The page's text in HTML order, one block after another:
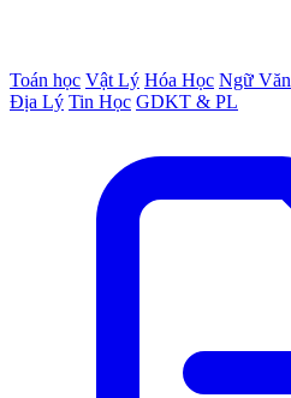
Toán học Vật Lý Hóa Học Ngữ Văn
Địa Lý Tin Học GDKT & PL